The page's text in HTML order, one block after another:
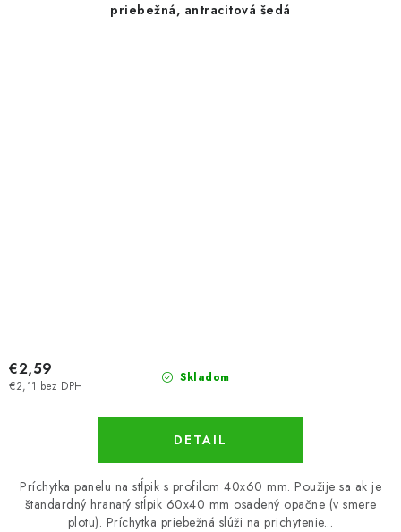
priebežná, antracitová šedá
Skladom
€2,11 bez DPH
€2,59
DETAIL
Príchytka panelu na stĺpik s profilom 40x60 mm. Použije sa ak je
štandardný hranatý stĺpik 60x40 mm osadený opačne (v smere
plotu). Príchytka priebežná slúži na prichytenie...